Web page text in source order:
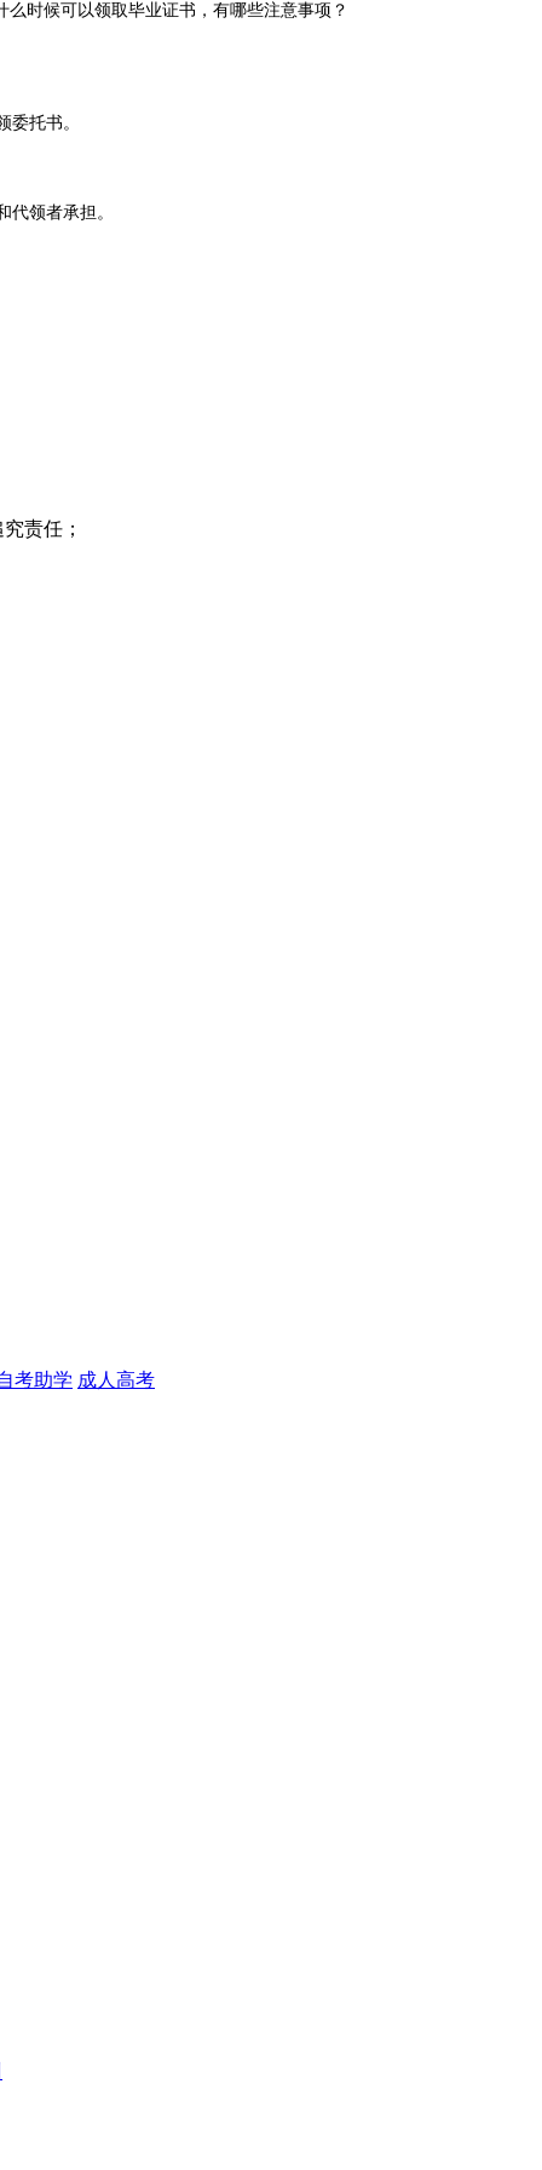
时候可以领取毕业证书，有哪些注意事项？
托书。
领者承担。
责任；
考助学 成人高考